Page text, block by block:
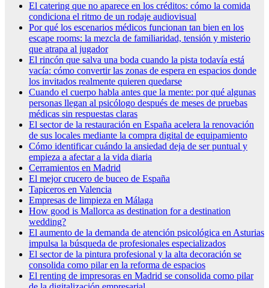
El catering que no aparece en los créditos: cómo la comida
condiciona el ritmo de un rodaje audiovisual
Por qué los escenarios médicos funcionan tan bien en los
escape rooms: la mezcla de familiaridad, tensión y misterio
que atrapa al jugador
El rincón que salva una boda cuando la pista todavía está
vacía: cómo convertir las zonas de espera en espacios donde
los invitados realmente quieren quedarse
Cuando el cuerpo habla antes que la mente: por qué algunas
personas llegan al psicólogo después de meses de pruebas
médicas sin respuestas claras
El sector de la restauración en España acelera la renovación
de sus locales mediante la compra digital de equipamiento
Cómo identificar cuándo la ansiedad deja de ser puntual y
empieza a afectar a la vida diaria
Cerramientos en Madrid
El mejor crucero de buceo de España
Tapiceros en Valencia
Empresas de limpieza en Málaga
How good is Mallorca as destination for a destination
wedding?
El aumento de la demanda de atención psicológica en Asturias
impulsa la búsqueda de profesionales especializados
El sector de la pintura profesional y la alta decoración se
consolida como pilar en la reforma de espacios
El renting de impresoras en Madrid se consolida como pilar